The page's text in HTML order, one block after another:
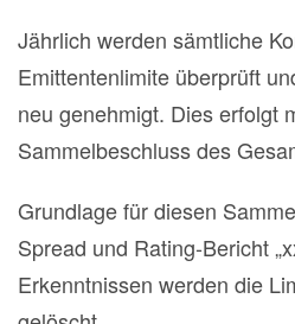
Jährlich werden sämtliche
Emittentenlimite überprüft
neu genehmigt. Dies erfolgt
Sammelbeschluss des
Grundlage für diesen
Spread und Rating-Bericht
Erkenntnissen werden die